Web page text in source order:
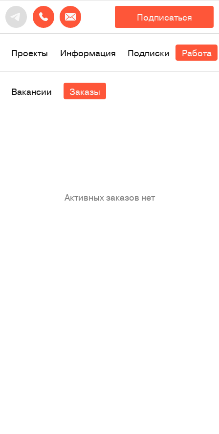
Подписаться
Проекты Информация Подписки Работа
Вакансии Заказы
Активных заказов нет